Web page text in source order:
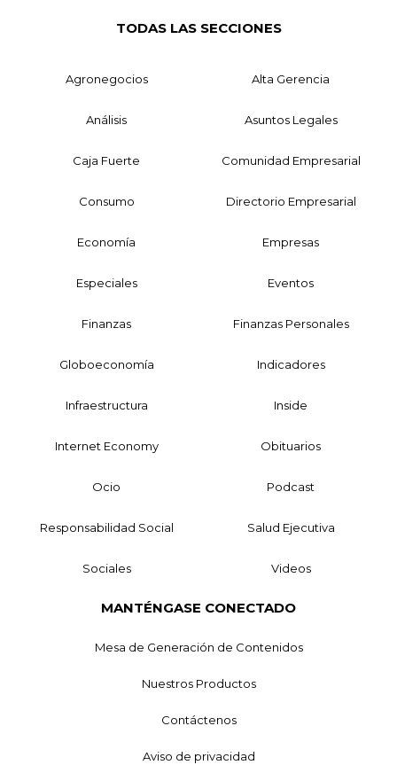
TODAS LAS SECCIONES
Agronegocios Alta Gerencia
Análisis Asuntos Legales
Caja Fuerte Comunidad Empresarial
Consumo Directorio Empresarial
Economía Empresas
Especiales Eventos
Finanzas Finanzas Personales
Globoeconomía Indicadores
Infraestructura Inside
Internet Economy Obituarios
Ocio Podcast
Responsabilidad Social Salud Ejecutiva
Sociales Videos
MANTÉNGASE CONECTADO
Mesa de Generación de Contenidos
Nuestros Productos
Contáctenos
Aviso de privacidad